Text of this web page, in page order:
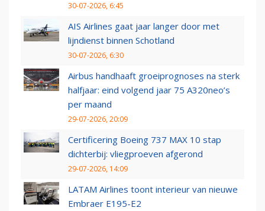
30-07-2026, 6:45
AIS Airlines gaat jaar langer door met
lijndienst binnen Schotland
30-07-2026, 6:30
Airbus handhaaft groeiprognoses na sterk
halfjaar: eind volgend jaar 75 A320neo’s
per maand
29-07-2026, 20:09
Certificering Boeing 737 MAX 10 stap
dichterbij: vliegproeven afgerond
29-07-2026, 14:09
LATAM Airlines toont interieur van nieuwe
Embraer E195-E2